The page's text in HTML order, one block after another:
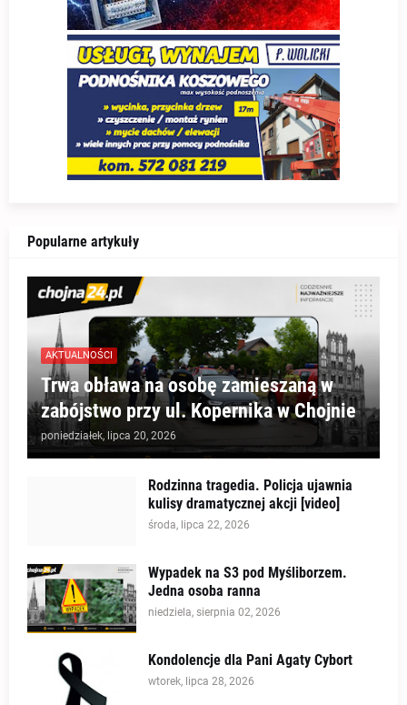
Popularne artykuły
AKTUALNOŚCI
Trwa obława na osobę zamieszaną w
zabójstwo przy ul. Kopernika w Chojnie
poniedziałek, lipca 20, 2026
Rodzinna tragedia. Policja ujawnia
kulisy dramatycznej akcji [video]
środa, lipca 22, 2026
Wypadek na S3 pod Myśliborzem.
Jedna osoba ranna
niedziela, sierpnia 02, 2026
Kondolencje dla Pani Agaty Cybort
wtorek, lipca 28, 2026